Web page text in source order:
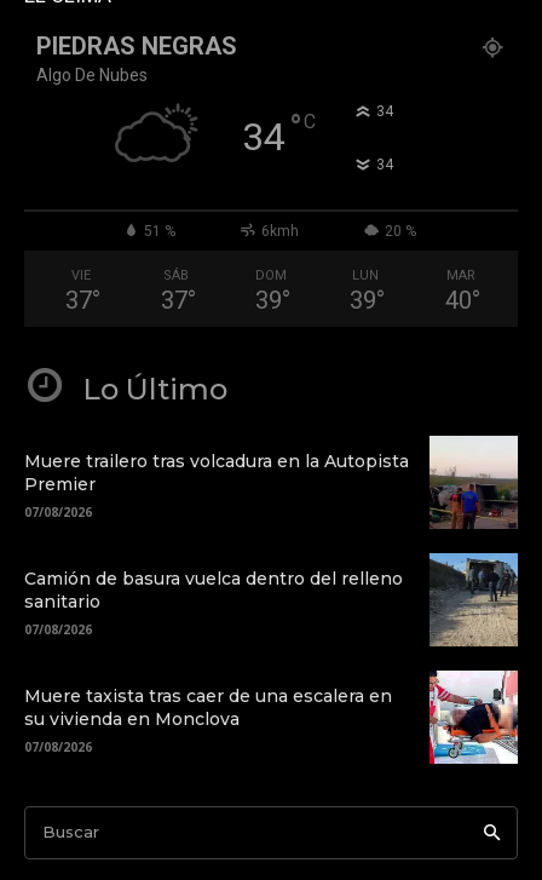
PIEDRAS NEGRAS
Algo De Nubes
34°C 34°
34°
51 % 6kmh 20 %
VIE
37°
SÁB
37°
DOM
39°
LUN
39°
MAR
40°
Lo Último
Muere trailero tras volcadura en la Autopista
Premier
07/08/2026
Camión de basura vuelca dentro del relleno
sanitario
07/08/2026
Muere taxista tras caer de una escalera en
su vivienda en Monclova
07/08/2026
Buscar